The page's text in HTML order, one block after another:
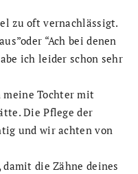
zu oft vernachlässigt.
“Ach bei denen
ich leider schon sehr
meine Tochter mit
Die Pflege der
und wir achten von
die Zähne deines